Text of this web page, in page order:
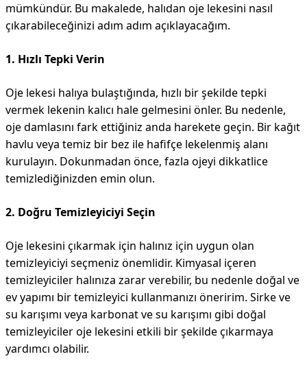
mümkündür. Bu makalede, halıdan oje lekesini nasıl
çıkarabileceğinizi adım adım açıklayacağım.
1. Hızlı Tepki Verin
Oje lekesi halıya bulaştığında, hızlı bir şekilde tepki
vermek lekenin kalıcı hale gelmesini önler. Bu nedenle,
oje damlasını fark ettiğiniz anda harekete geçin. Bir kağıt
havlu veya temiz bir bez ile hafifçe lekelenmiş alanı
kurulayın. Dokunmadan önce, fazla ojeyi dikkatlice
temizlediğinizden emin olun.
2. Doğru Temizleyiciyi Seçin
Oje lekesini çıkarmak için halınız için uygun olan
temizleyiciyi seçmeniz önemlidir. Kimyasal içeren
temizleyiciler halınıza zarar verebilir, bu nedenle doğal ve
ev yapımı bir temizleyici kullanmanızı öneririm. Sirke ve
su karışımı veya karbonat ve su karışımı gibi doğal
temizleyiciler oje lekesini etkili bir şekilde çıkarmaya
yardımcı olabilir.